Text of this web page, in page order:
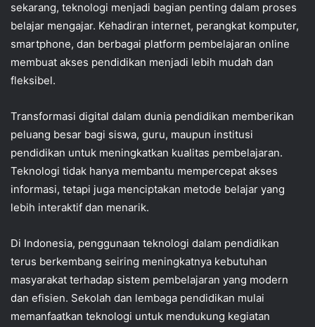
sekarang, teknologi menjadi bagian penting dalam proses
belajar mengajar. Kehadiran internet, perangkat komputer,
smartphone, dan berbagai platform pembelajaran online
membuat akses pendidikan menjadi lebih mudah dan
fleksibel.
Transformasi digital dalam dunia pendidikan memberikan
peluang besar bagi siswa, guru, maupun institusi
pendidikan untuk meningkatkan kualitas pembelajaran.
Teknologi tidak hanya membantu mempercepat akses
informasi, tetapi juga menciptakan metode belajar yang
lebih interaktif dan menarik.
Di Indonesia, penggunaan teknologi dalam pendidikan
terus berkembang seiring meningkatnya kebutuhan
masyarakat terhadap sistem pembelajaran yang modern
dan efisien. Sekolah dan lembaga pendidikan mulai
memanfaatkan teknologi untuk mendukung kegiatan